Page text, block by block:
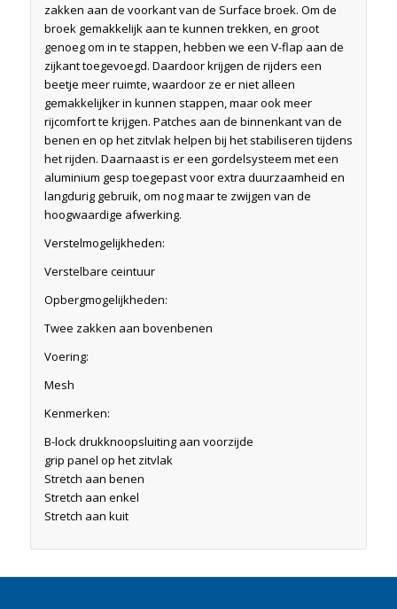
zakken aan de voorkant van de Surface broek. Om de
broek gemakkelijk aan te kunnen trekken, en groot
genoeg om in te stappen, hebben we een V-flap aan de
zijkant toegevoegd. Daardoor krijgen de rijders een
beetje meer ruimte, waardoor ze er niet alleen
gemakkelijker in kunnen stappen, maar ook meer
rijcomfort te krijgen. Patches aan de binnenkant van de
benen en op het zitvlak helpen bij het stabiliseren tijdens
het rijden. Daarnaast is er een gordelsysteem met een
aluminium gesp toegepast voor extra duurzaamheid en
langdurig gebruik, om nog maar te zwijgen van de
hoogwaardige afwerking.
Verstelmogelijkheden:
Verstelbare ceintuur
Opbergmogelijkheden:
Twee zakken aan bovenbenen
Voering:
Mesh
Kenmerken:
B-lock drukknoopsluiting aan voorzijde
grip panel op het zitvlak
Stretch aan benen
Stretch aan enkel
Stretch aan kuit